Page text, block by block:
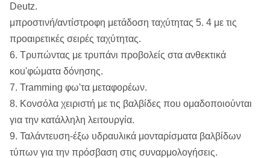
Deutz.
μπροστινή/αντίστροφη μετάδοση ταχύτητας 5. 4 με τις
προαιρετικές σειρές ταχύτητας.
6. Τρυπώντας με τρυπάνι προβολείς στα ανθεκτικά
κοu'φώματα δόνησης.
7. Tramming φω'τα μεταφορέων.
8. Κονσόλα χειριστή με τις βαλβίδες που ομαδοποιούνται
για την κατάλληλη λειτουργία.
9. Ταλάντευση-έξω υδραυλικά μονταρίσματα βαλβίδων
τύπων για την πρόσβαση στις συναρμολογήσεις.